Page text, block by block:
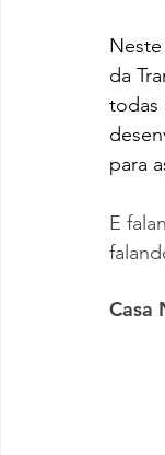
da
todas
para
E
Casa